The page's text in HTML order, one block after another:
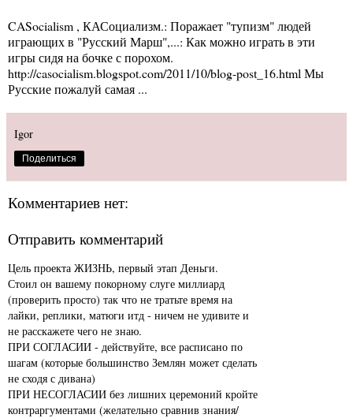
CASocialism , КАСоциализм.: Поражает "тупизм" людей
играющих в "Русский Марш",...: Как можно играть в эти
игры сидя на бочке с порохом.
http://casocialism.blogspot.com/2011/10/blog-post_16.html Мы
Русские пожалуй самая ...
Igor
Поделиться
Комментариев нет:
Отправить комментарий
Цель проекта ЖИЗНЬ, первый этап Деньги.
Стоил он вашему покорному слуге миллиард
(проверить просто) так что не тратьте время на
лайки, реплики, матюги итд - ничем не удивите и
не расскажете чего не знаю.
ПРИ СОГЛАСИИ - действуйте, все расписано по
шагам (которые большинство Землян может сделать
не сходя с дивана)
ПРИ НЕСОГЛАСИИ без лишних церемоний кройте
контраргументами (желательно сравнив знания/